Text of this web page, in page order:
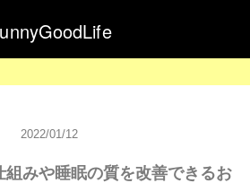
2022/01/12
組みや睡眠の質を改善できるお